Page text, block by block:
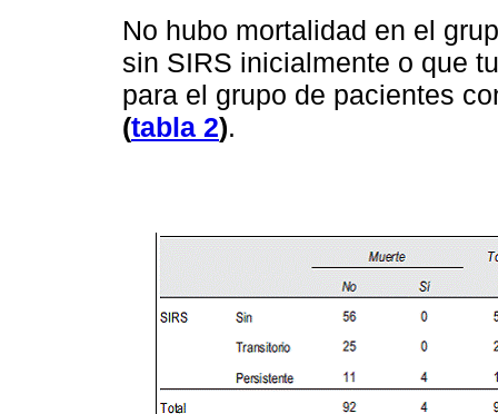
No hubo mortalidad en el
sin SIRS inicialmente o que
para el grupo de pacientes
(tabla 2).